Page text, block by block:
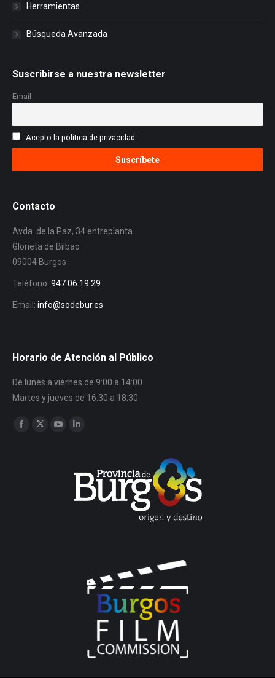
Herramientas
Búsqueda Avanzada
Suscribirse a nuestra newsletter
Email
Acepto la política de privacidad
Contacto
Avda. de la Paz, 34 entreplanta
Glorieta de Bilbao
09004 Burgos
Teléfono: 947 06 19 29
Email: info@sodebur.es
Horario de Atención al Público
De lunes a viernes de 9:00 a 14:00
Martes y jueves de 16:30 a 18:30
Encuéntranos en:
Facebook